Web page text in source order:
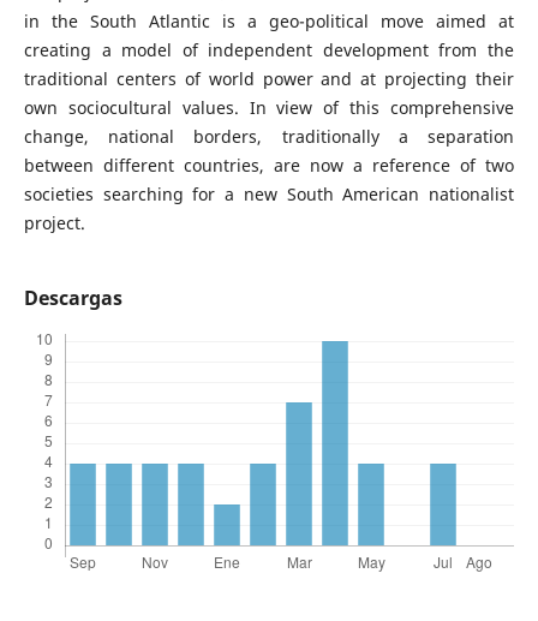
in the South Atlantic is a geo-political move aimed at
creating a model of independent development from the
traditional centers of world power and at projecting their
own sociocultural values. In view of this comprehensive
change, national borders, traditionally a separation
between different countries, are now a reference of two
societies searching for a new South American nationalist
project.
Descargas